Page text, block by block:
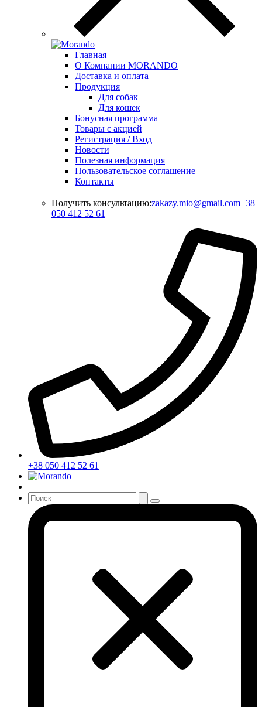
Главная
О Компании MORANDO
Доставка и оплата
Продукция
Для собак
Для кошек
Бонусная программа
Товары с акцией
Регистрация / Вход
Новости
Полезная информация
Пользовательское соглашение
Контакты
Получить консультацию:zakazy.mio@gmail.com+38
050 412 52 61
+38 050 412 52 61